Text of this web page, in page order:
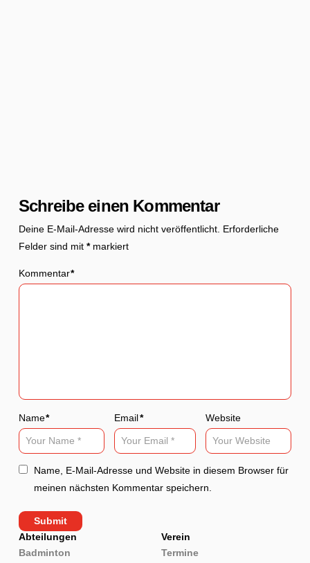
Schreibe einen Kommentar
Deine E-Mail-Adresse wird nicht veröffentlicht. Erforderliche
Felder sind mit *markiert
Kommentar*
Name* Email* Website
Name, E-Mail-Adresse und Website in diesem Browser für
meinen nächsten Kommentar speichern.
Abteilungen
Badminton
Verein
Termine